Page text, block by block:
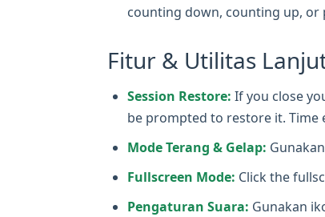
counting down, counting up, or
Fitur & Utilitas
Session Restore: If you close
be prompted to restore it. Time
Mode Terang & Gelap:
Fullscreen Mode: Click the
Pengaturan Suara: Gunakan